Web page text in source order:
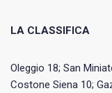
LA CLASSIFICA
Oleggio 18; San
Costone Siena 10;